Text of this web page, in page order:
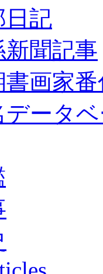
日記
新聞記事
書画家
ータ